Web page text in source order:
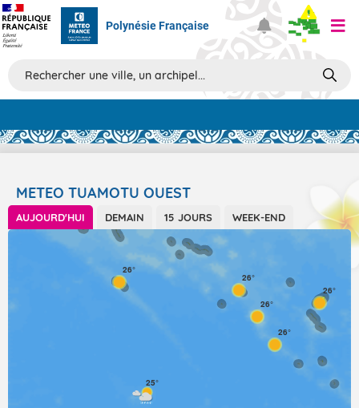
Polynésie Française
Articles
METEO TUAMOTU OUEST
AUJOURD'HUI DEMAIN 15 JOURS WEEK-END
26°
26°
25°
26°
26°
26°